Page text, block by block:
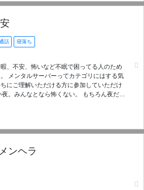
話 寝落ち
、不安、怖いなど不眠で困ってる人のため
気
にご理解いただける方に参加していただけ
す。
ンヘラ